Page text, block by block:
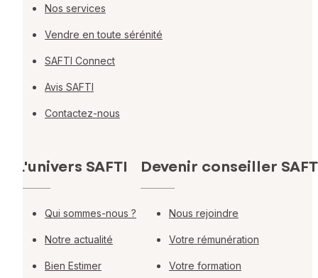
Nos services
Vendre en toute sérénité
SAFTI Connect
Avis SAFTI
Contactez-nous
L'univers SAFTI
Qui sommes-nous ?
Notre actualité
Bien Estimer
Devenir conseiller
Nous rejoindre
Votre rémunération
Votre formation